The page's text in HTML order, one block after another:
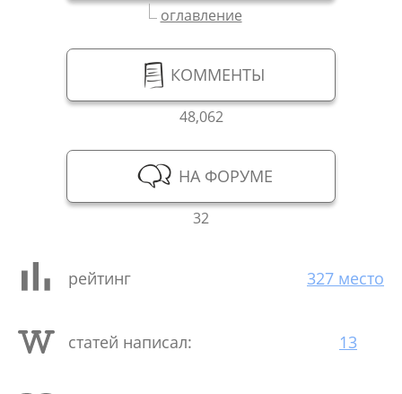
оглавление
КОММЕНТЫ
48,062
НА ФОРУМЕ
32
рейтинг 327 место
статей написал: 13